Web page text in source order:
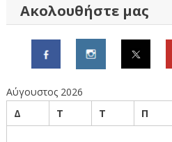
Ακολουθήστε μας
Αύγουστος 2026
Δ
Τ Τ Π